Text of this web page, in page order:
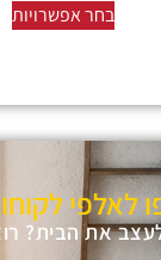
בחר אפשרויות
לאלפי
את הבית?